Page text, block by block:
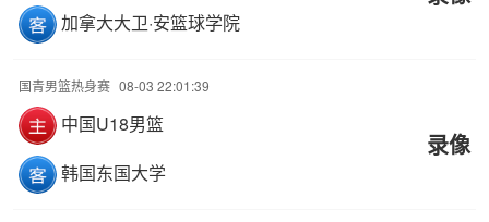
加拿大大卫·安篮球学院
国青男篮热身赛 08-03 22:01:39
中国U18男篮
韩国东国大学
录像